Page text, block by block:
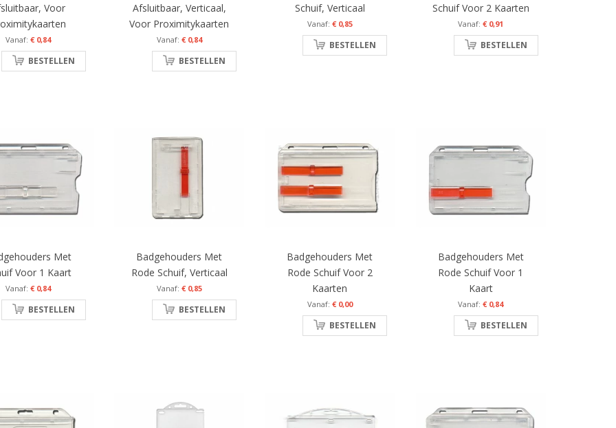
Voor
€ 0,84
BESTELLEN
Afsluitbaar, Verticaal,
Voor Proximitykaarten
€ 0,84
BESTELLEN
Schuif, Verticaal
€ 0,85
BESTELLEN
Schuif Voor 2 Kaarten
€ 0,91
BESTELLEN
Met
Voor 1 Kaart
€ 0,84
BESTELLEN
Badgehouders Met
Rode Schuif, Verticaal
€ 0,85
BESTELLEN
Badgehouders Met
Rode Schuif Voor 2
Kaarten
€ 0,00
BESTELLEN
Badgehouders Met
Rode Schuif Voor 1
Kaart
€ 0,84
BESTELLEN